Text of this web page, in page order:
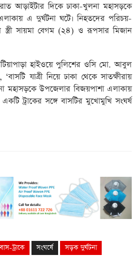
আড়াইটার দিকে ঢাকা-খুলনা মহাসড়কে
এ দুর্ঘটনা ঘটে। নিহতদের পরিচয়-
সায়মা বেগম (২৪) ও রূপসার মিজান
হাইওয়ে পুলিশের ওসি মো. আবুল
যাত্রী নিয়ে ঢাকা থেকে সাতক্ষীরায়
মহাসড়কে উপজেলার বিজয়পাশা এলাকায়
ট্রাকের সঙ্গে বাসটির মুখোমুখি সংঘর্ষ
বাস-ট্রাকে সংঘর্ষে সড়ক দুর্ঘটনা